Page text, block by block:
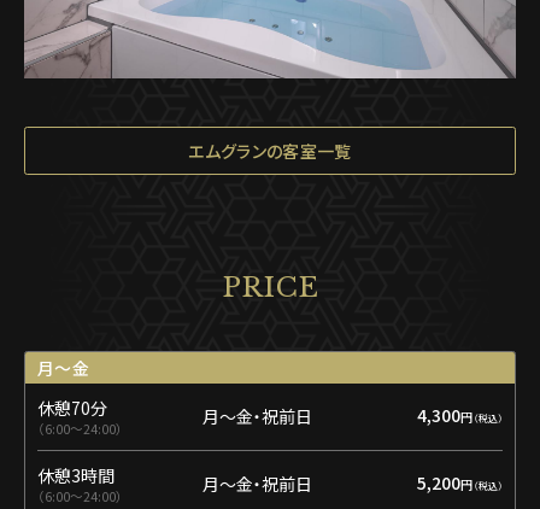
エムグランの客室一覧
PRICE
月〜金
休憩70分
6:00〜24:00
月〜金・祝前日 4,300円
休憩3時間
6:00〜24:00
月〜金・祝前日 5,200円